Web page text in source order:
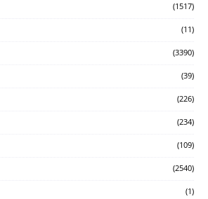
(1517)
(11)
(3390)
(39)
(226)
(234)
(109)
(2540)
(1)